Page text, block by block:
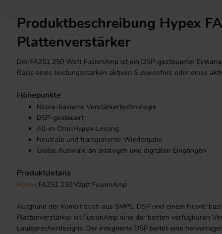
Produktbeschreibung Hypex
Plattenverstärker
Der FA251 250 Watt FusionAmp ist ein DSP-gesteuerter
Basis eines leistungsstarken aktiven Subwoofers oder eines
Höhepunkte
Ncore-basierte Verstärkertechnologie
DSP-gesteuert
All-in-One-Hypex-Lösung
Neutrale und transparente Wiedergabe
Große Auswahl an analogen und digitalen Eingängen
Produktdetails
HypexFA251 250 Watt FusionAmp
Aufgrund der Kombination aus SMPS, DSP und einem Ncore-
Plattenverstärker ist FusionAmp eine der besten verfügbaren
Lautsprecherdesigns. Der integrierte DSP bietet eine